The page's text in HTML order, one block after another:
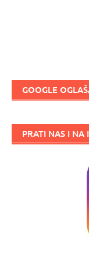
GOOGLE
PRATI NAS I NA